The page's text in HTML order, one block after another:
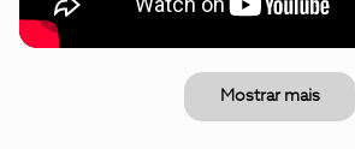
Mostrar mais